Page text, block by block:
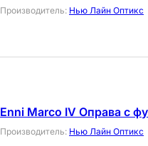
Производитель: Нью Лайн Оптикс
Enni Marco IV Оправа с
Производитель: Нью Лайн Оптикс